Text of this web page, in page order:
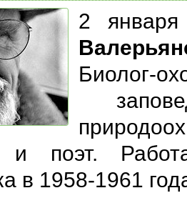
2
Биолог-
и поэт.
в 1958-1961